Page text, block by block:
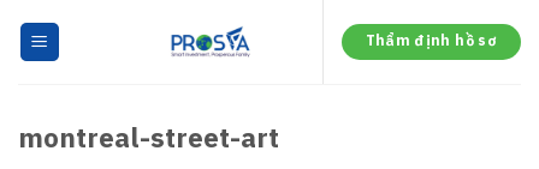
Thẩm định hồ sơ
montreal-street-art